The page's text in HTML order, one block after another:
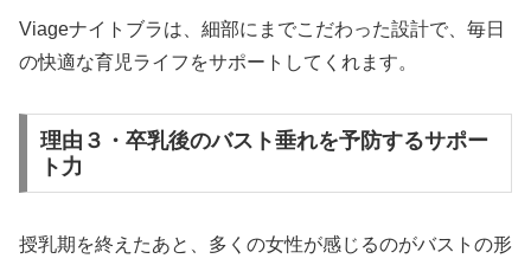
Viageナイトブラは、細部にまでこだわった設計で、毎日
の快適な育児ライフをサポートしてくれます。
理由３・卒乳後のバスト垂れを予防するサポー
ト力
授乳期を終えたあと、多くの女性が感じるのがバストの形